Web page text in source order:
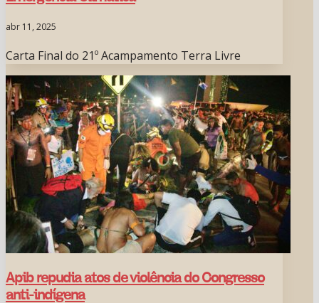
abr 11, 2025
Carta Final do 21º Acampamento Terra Livre
Apib repudia atos de violência do Congresso
anti-indígena